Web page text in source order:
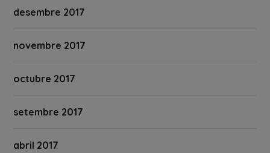
desembre 2017
novembre 2017
octubre 2017
setembre 2017
abril 2017